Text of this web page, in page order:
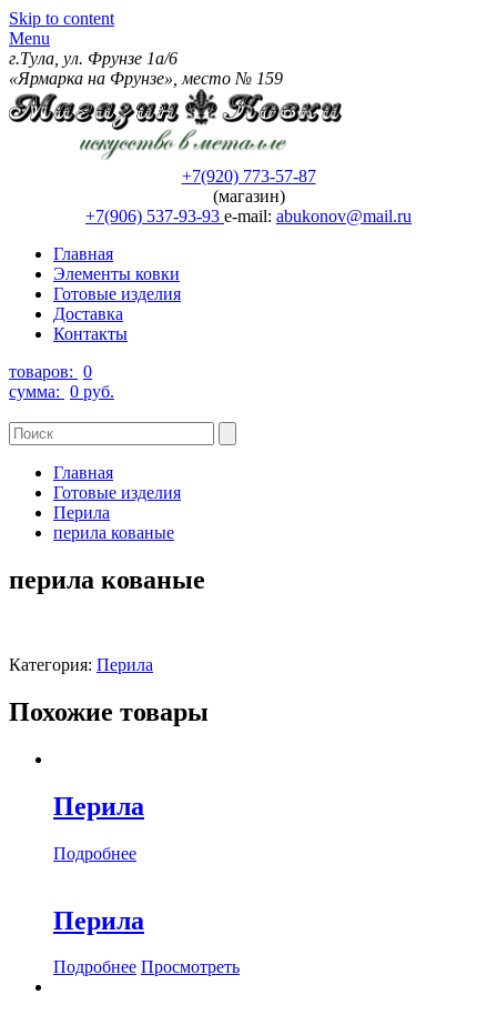
Skip to content
Menu
г.Тула, ул. Фрунзе 1а/6
«Ярмарка на Фрунзе», место № 159
+7(920) 773-57-87
(магазин)
+7(906) 537-93-93 e-mail: abukonov@mail.ru
Главная
Элементы ковки
Готовые изделия
Доставка
Контакты
товаров: 0
сумма: 0 руб.
Главная
Готовые изделия
Перила
перила кованые
перила кованые
Категория: Перила
Похожие товары
Перила
Подробнее
Перила
Подробнее Просмотреть